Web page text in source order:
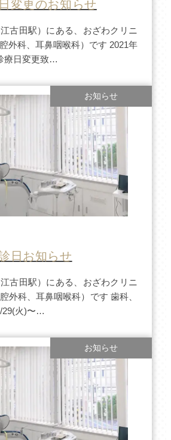
変更のお知らせ
古田駅）にある、おざわクリニ
外科、耳鼻咽喉科）です 2021年
療日変更致…
お知らせ
日お知らせ
古田駅）にある、おざわクリニ
外科、耳鼻咽喉科）です 歯科、
29(火)〜…
お知らせ